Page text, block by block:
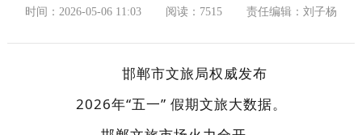
时间：2026-05-06 11:03 阅读：7515 责任编辑：刘子杨
邯郸市文旅局权威发布
2026年“五一” 假期文旅大数据。